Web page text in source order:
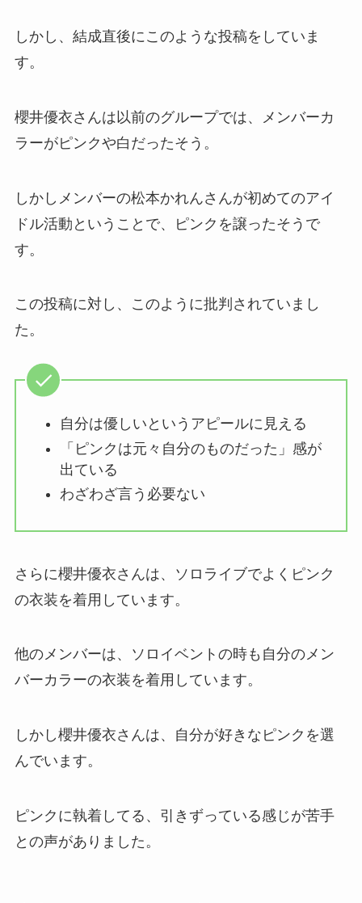
しかし、結成直後にこのような投稿をしていま
す。
櫻井優衣さんは以前のグループでは、メンバーカ
ラーがピンクや白だったそう。
しかしメンバーの松本かれんさんが初めてのアイ
ドル活動ということで、ピンクを譲ったそうで
す。
この投稿に対し、このように批判されていまし
た。
自分は優しいというアピールに見える
「ピンクは元々自分のものだった」感が
出ている
わざわざ言う必要ない
さらに櫻井優衣さんは、ソロライブでよくピンク
の衣装を着用しています。
他のメンバーは、ソロイベントの時も自分のメン
バーカラーの衣装を着用しています。
しかし櫻井優衣さんは、自分が好きなピンクを選
んでいます。
ピンクに執着してる、引きずっている感じが苦手
との声がありました。